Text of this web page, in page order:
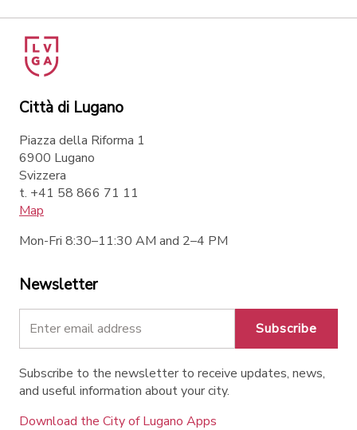
Città di Lugano
Piazza della Riforma 1
6900 Lugano
Svizzera
t. +41 58 866 71 11
Map
Mon-Fri 8:30–11:30 AM and 2–4 PM
Newsletter
Subscribe
Subscribe to the newsletter to receive updates, news,
and useful information about your city.
Download the City of Lugano Apps